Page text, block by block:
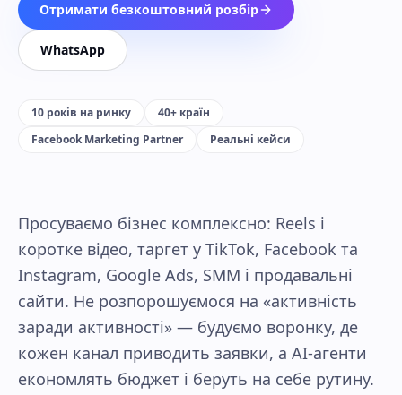
Отримати безкоштовний розбір
WhatsApp
10 років на ринку
40+ країн
Facebook Marketing Partner
Реальні кейси
Просуваємо бізнес комплексно: Reels і
коротке відео, таргет у TikTok, Facebook та
Instagram, Google Ads, SMM і продавальні
сайти. Не розпорошуємося на «активність
заради активності» — будуємо воронку, де
кожен канал приводить заявки, а AI-агенти
економлять бюджет і беруть на себе рутину.